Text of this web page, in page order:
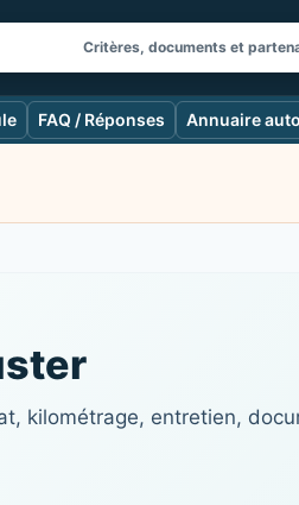
Critères, documents et
FAQ / Réponses Annuaire auto
kilométrage, entretien,